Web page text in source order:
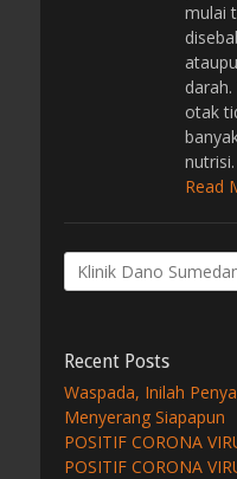
mulai
otak
Read
Search
for:
Recent Posts
Waspada, Inilah
Menyerang Siapapun
POSITIF CORONA
POSITIF CORONA